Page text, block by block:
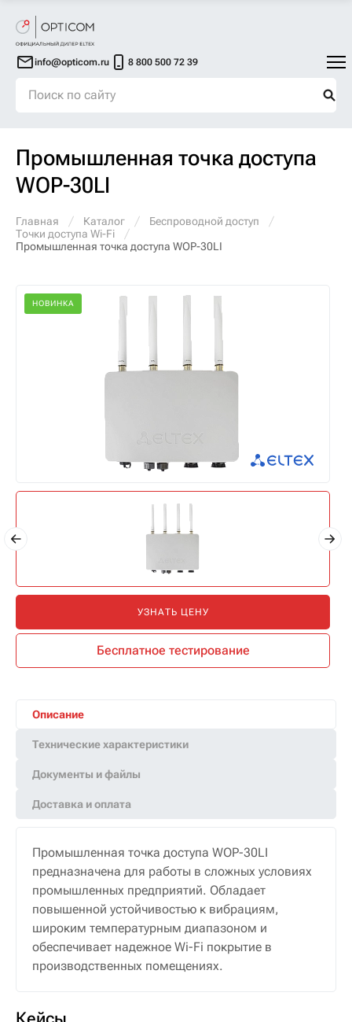
info@opticom.ru 8 800 500 72 39
Промышленная точка доступа
WOP-30LI
Главная Каталог
Беспроводной доступ
Точки доступа Wi-Fi
Промышленная точка доступа WOP-30LI
НОВИНКА
УЗНАТЬ ЦЕНУ
Бесплатное тестирование
Описание
Технические характеристики
Документы и файлы
Доставка и оплата
Промышленная точка доступа WOP-30LI
предназначена для работы в сложных условиях
промышленных предприятий. Обладает
повышенной устойчивостью к вибрациям,
широким температурным диапазоном и
обеспечивает надежное Wi-Fi покрытие в
производственных помещениях.